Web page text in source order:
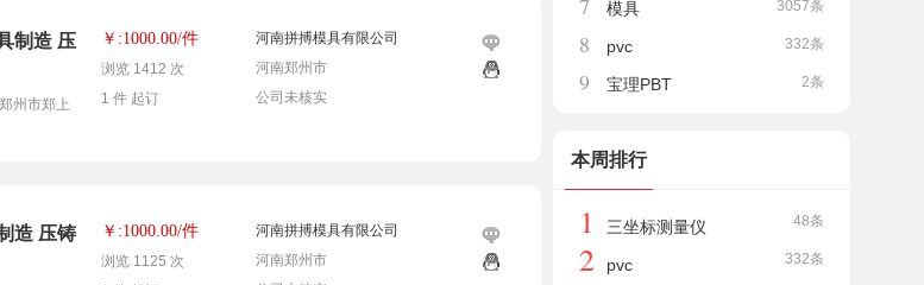
制造 压
州市郑上
￥:1000.00/件
浏览 1412 次
1 件 起订
河南拼搏模具有限公司
河南郑州市
公司未核实
造 压铸
￥:1000.00/件
浏览 1125 次
河南拼搏模具有限公司
河南郑州市
3057条
7 模具
332条
8 pvc
2条
9 宝理PBT
本周排行
48条
1 三坐标测量仪
332条
2 pvc